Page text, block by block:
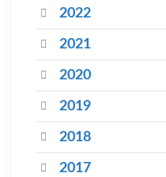
2022
2021
2020
2019
2018
2017